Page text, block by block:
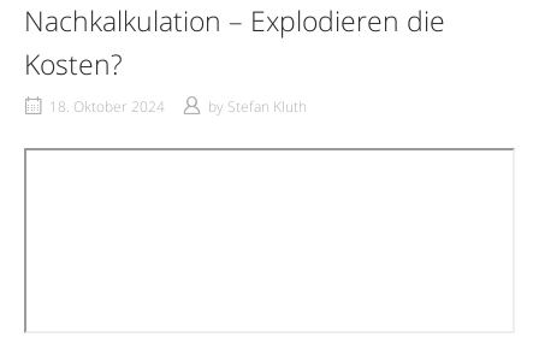
Nachkalkulation – Explodieren die
Kosten?
18. Oktober 2024 by Stefan Kluth